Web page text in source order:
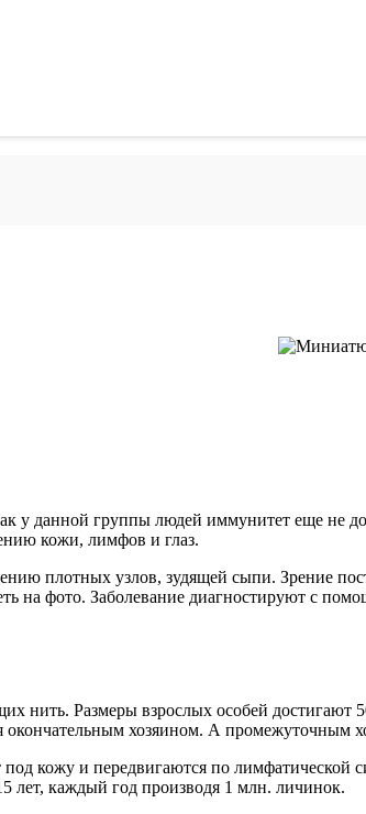
у данной группы людей иммунитет еще не
кожи, лимфов и глаз.
плотных узлов, зудящей сыпи. Зрение
на фото. Заболевание диагностируют с
нить. Размеры взрослых особей
окончательным хозяином. А
кожу и передвигаются по лимфатической
лет, каждый год производя 1 млн. личинок.